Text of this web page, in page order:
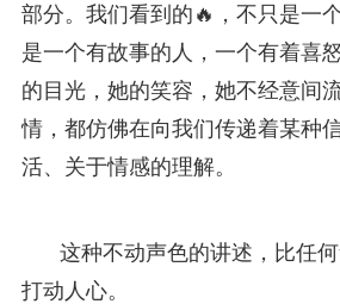
部分。我们看到的🔥，不只是一
是一个有故事的人，一个有着喜
的目光，她的笑容，她不经意间
情，都仿佛在向我们传递着某种
活、关于情感的理解。
这种不动声色的讲述，比任
打动人心。